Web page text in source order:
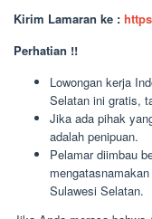
Kirim Lamaran ke :
Perhatian !!
Lowongan kerja
Selatan ini gratis,
Jika ada pihak
adalah penipuan.
Pelamar diimbau
Sulawesi Selatan.